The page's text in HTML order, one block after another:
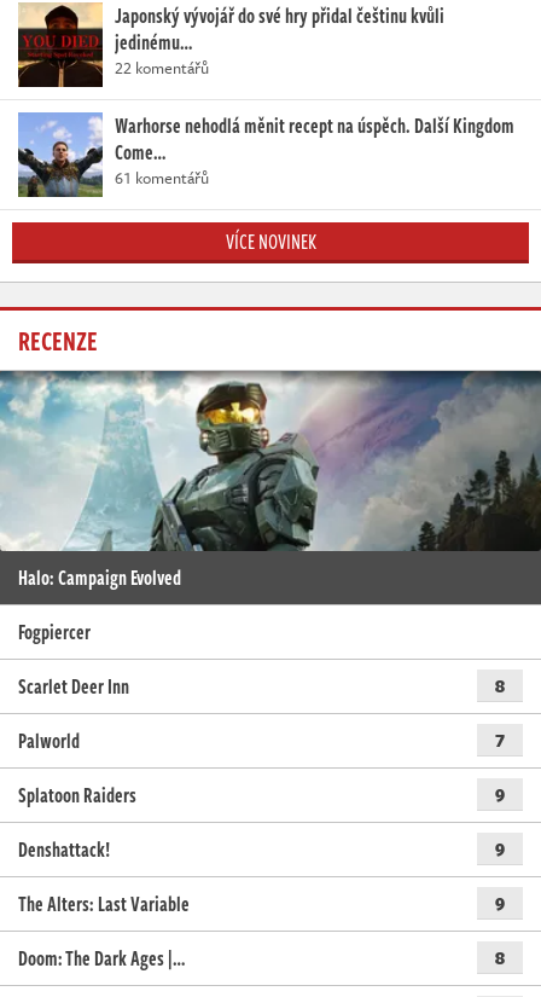
Japonský vývojář do své hry přidal češtinu kvůli
jedinému…
22 komentářů
Warhorse nehodlá měnit recept na úspěch. Další Kingdom
Come…
61 komentářů
VÍCE NOVINEK
RECENZE
Halo: Campaign Evolved
Fogpiercer
Scarlet Deer Inn
8
Palworld 7
Splatoon Raiders 9
Denshattack! 9
The Alters: Last Variable 9
Doom: The Dark Ages |… 8